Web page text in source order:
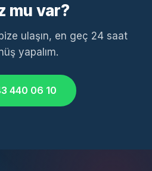
mu var?
ulaşın, en geç 24 saat
yapalım.
440 06 10